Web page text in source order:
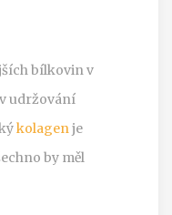
bílkovin v
udržování
kolagenje
by měl